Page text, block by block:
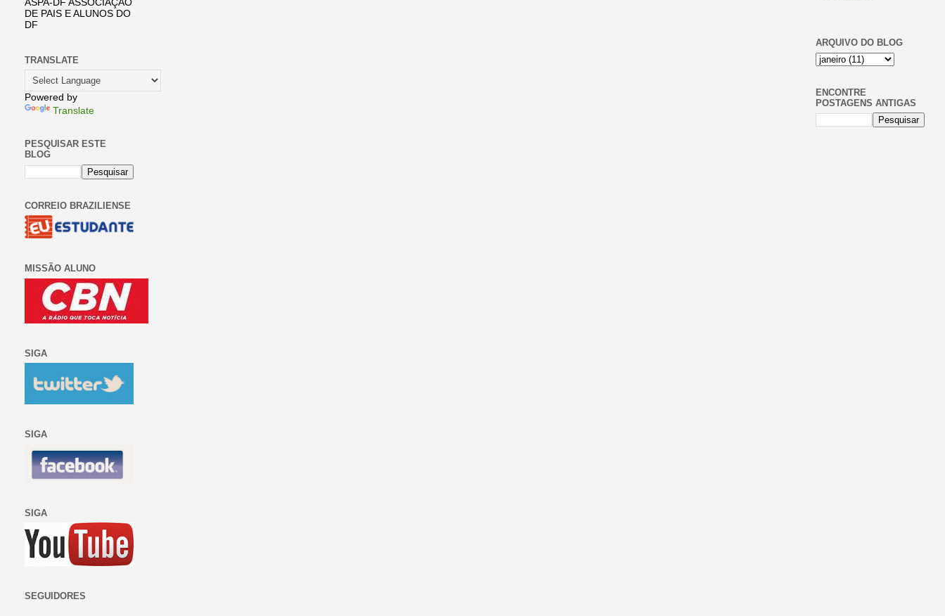
ASPA-DF ASSOCIAÇÃO
DE PAIS E ALUNOS DO
DF
TRANSLATE
Powered by
Translate
PESQUISAR ESTE
BLOG
CORREIO BRAZILIENSE
MISSÃO ALUNO
SIGA
SIGA
SIGA
SEGUIDORES
ARQUIVO DO BLOG
ENCONTRE
POSTAGENS ANTIGAS